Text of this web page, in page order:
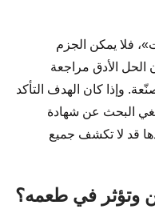
فلا يمكن الجزم
الحل الأدق مراجعة
وإذا كان الهدف التأكد
البحث عن شهادة
قد لا تكشف جميع
وتؤثر في طعمه؟